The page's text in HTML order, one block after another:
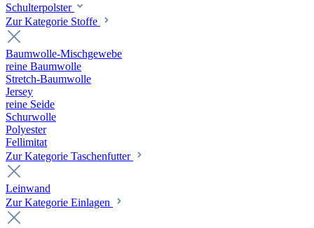
Schulterpolster
Zur Kategorie Stoffe
Baumwolle-Mischgewebe
reine Baumwolle
Stretch-Baumwolle
Jersey
reine Seide
Schurwolle
Polyester
Fellimitat
Zur Kategorie Taschenfutter
Leinwand
Zur Kategorie Einlagen